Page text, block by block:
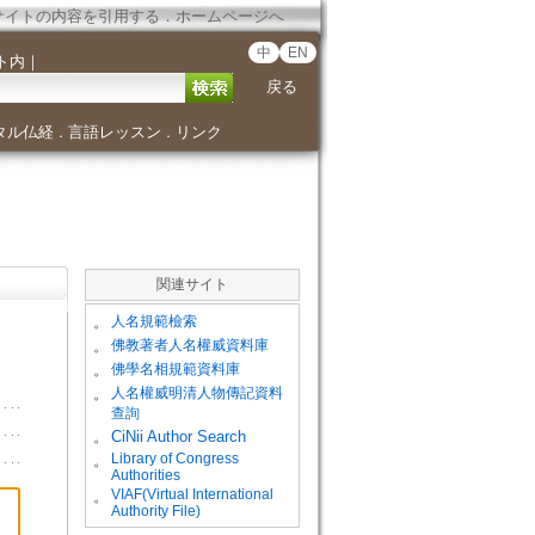
イトの内容を引用する．ホームページへ
内 ｜ 中 EN
戻る
ル仏経． 言語レッスン ． リンク
関連サイト
。 人名規範檢索
。 佛教著者人名權威資料庫
。 佛學名相規範資料庫
。
人名權威明清人物傳記資料
查詢
。
CiNii Author Search
。
Library of Congress
Authorities
。
VIAF(Virtual International
Authority File)